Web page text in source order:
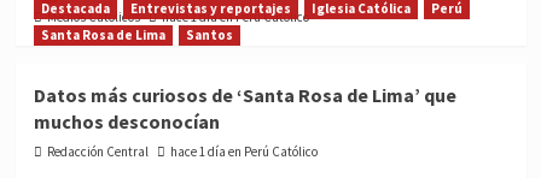
Medios Católicos hace 1 día en Perú Católico
Destacada Entrevistas y reportajes Iglesia Católica
Perú
Santa Rosa de Lima
Santos
Datos más curiosos de ‘Santa Rosa de Lima’ que
muchos desconocían
Redacción Central hace 1 día en Perú Católico